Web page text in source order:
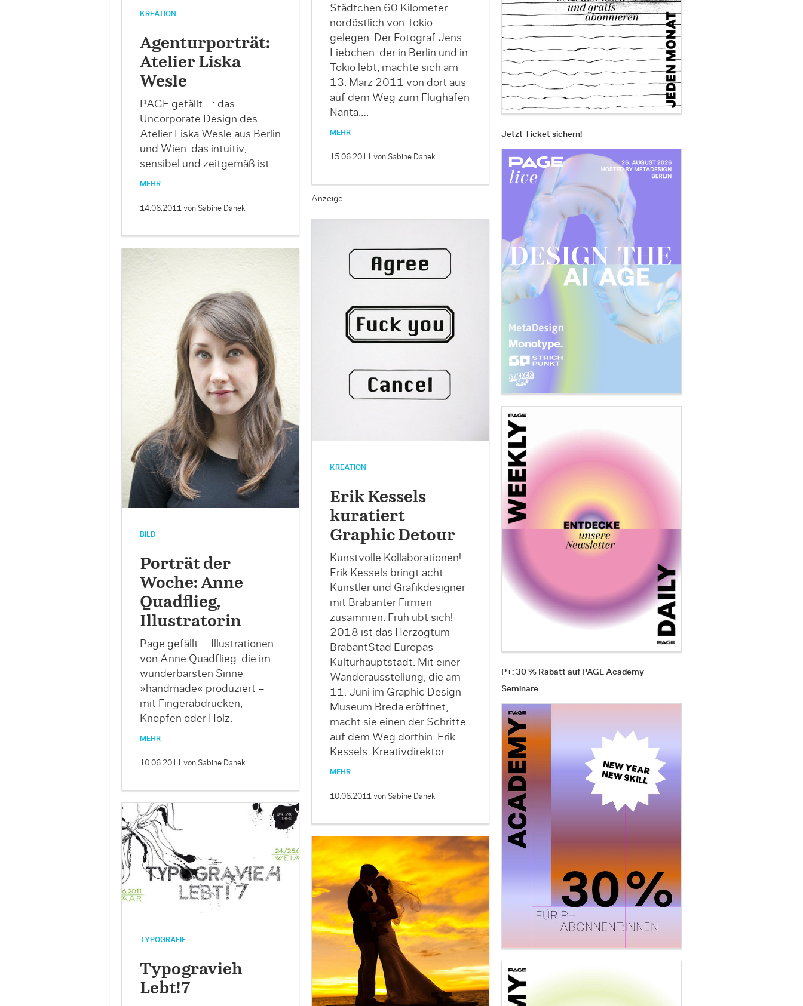
Städtchen 60 Kilometer
nordöstlich von Tokio
gelegen. Der Fotograf Jens
Liebchen, der in Berlin und in
Tokio lebt, machte sich am
13. März 2011 von dort aus
auf dem Weg zum Flughafen
Narita.…
MEHR
15.06.2011 von Sabine Danek
KREATION
Agenturporträt:
Atelier Liska
Wesle
PAGE gefällt …: das
Uncorporate Design des
Atelier Liska Wesle aus Berlin
und Wien, das intuitiv,
sensibel und zeitgemäß ist.
MEHR
14.06.2011 von Sabine Danek
Anzeige
BILD
Porträt der
Woche: Anne
Quadflieg,
Illustratorin
Page gefällt …:Illustrationen
von Anne Quadflieg, die im
wunderbarsten Sinne
»handmade« produziert –
mit Fingerabdrücken,
Knöpfen oder Holz.
MEHR
10.06.2011 von Sabine Danek
KREATION
Erik Kessels
kuratiert
Graphic Detour
Kunstvolle Kollaborationen!
Erik Kessels bringt acht
Künstler und Grafikdesigner
mit Brabanter Firmen
zusammen. Früh übt sich!
2018 ist das Herzogtum
BrabantStad Europas
Kulturhauptstadt. Mit einer
Wanderausstellung, die am
11. Juni im Graphic Design
Museum Breda eröffnet,
macht sie einen der Schritte
auf dem Weg dorthin. Erik
Kessels, Kreativdirektor…
MEHR
10.06.2011 von Sabine Danek
TYPOGRAFIE
Typogravieh
Lebt!7
Jetzt Ticket sichern!
P+: 30 % Rabatt auf PAGE Academy
Seminare